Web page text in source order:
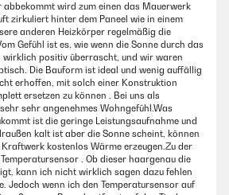
abbekommt wird zum einen das Mauerwerk
zirkuliert hinter dem Paneel wie in einem
anderen Heizkörper regelmäßig die
Gefühl ist es, wie wenn die Sonne durch das
wirklich positiv überrascht, und wir waren
Die Bauform ist ideal und wenig auffällig
erhoffen, mit solch einer Konstruktion
ersetzen zu können . Bei uns als
sehr angenehmes Wohngefühl.Was
ist die geringe Leistungsaufnahme und
kalt ist aber die Sonne scheint, können
kostenlos Wärme erzeugen.Zu der
. Ob dieser haargenau die
kann ich nicht wirklich sagen dazu fehlen
Jedoch wenn ich den Temperatursensor auf